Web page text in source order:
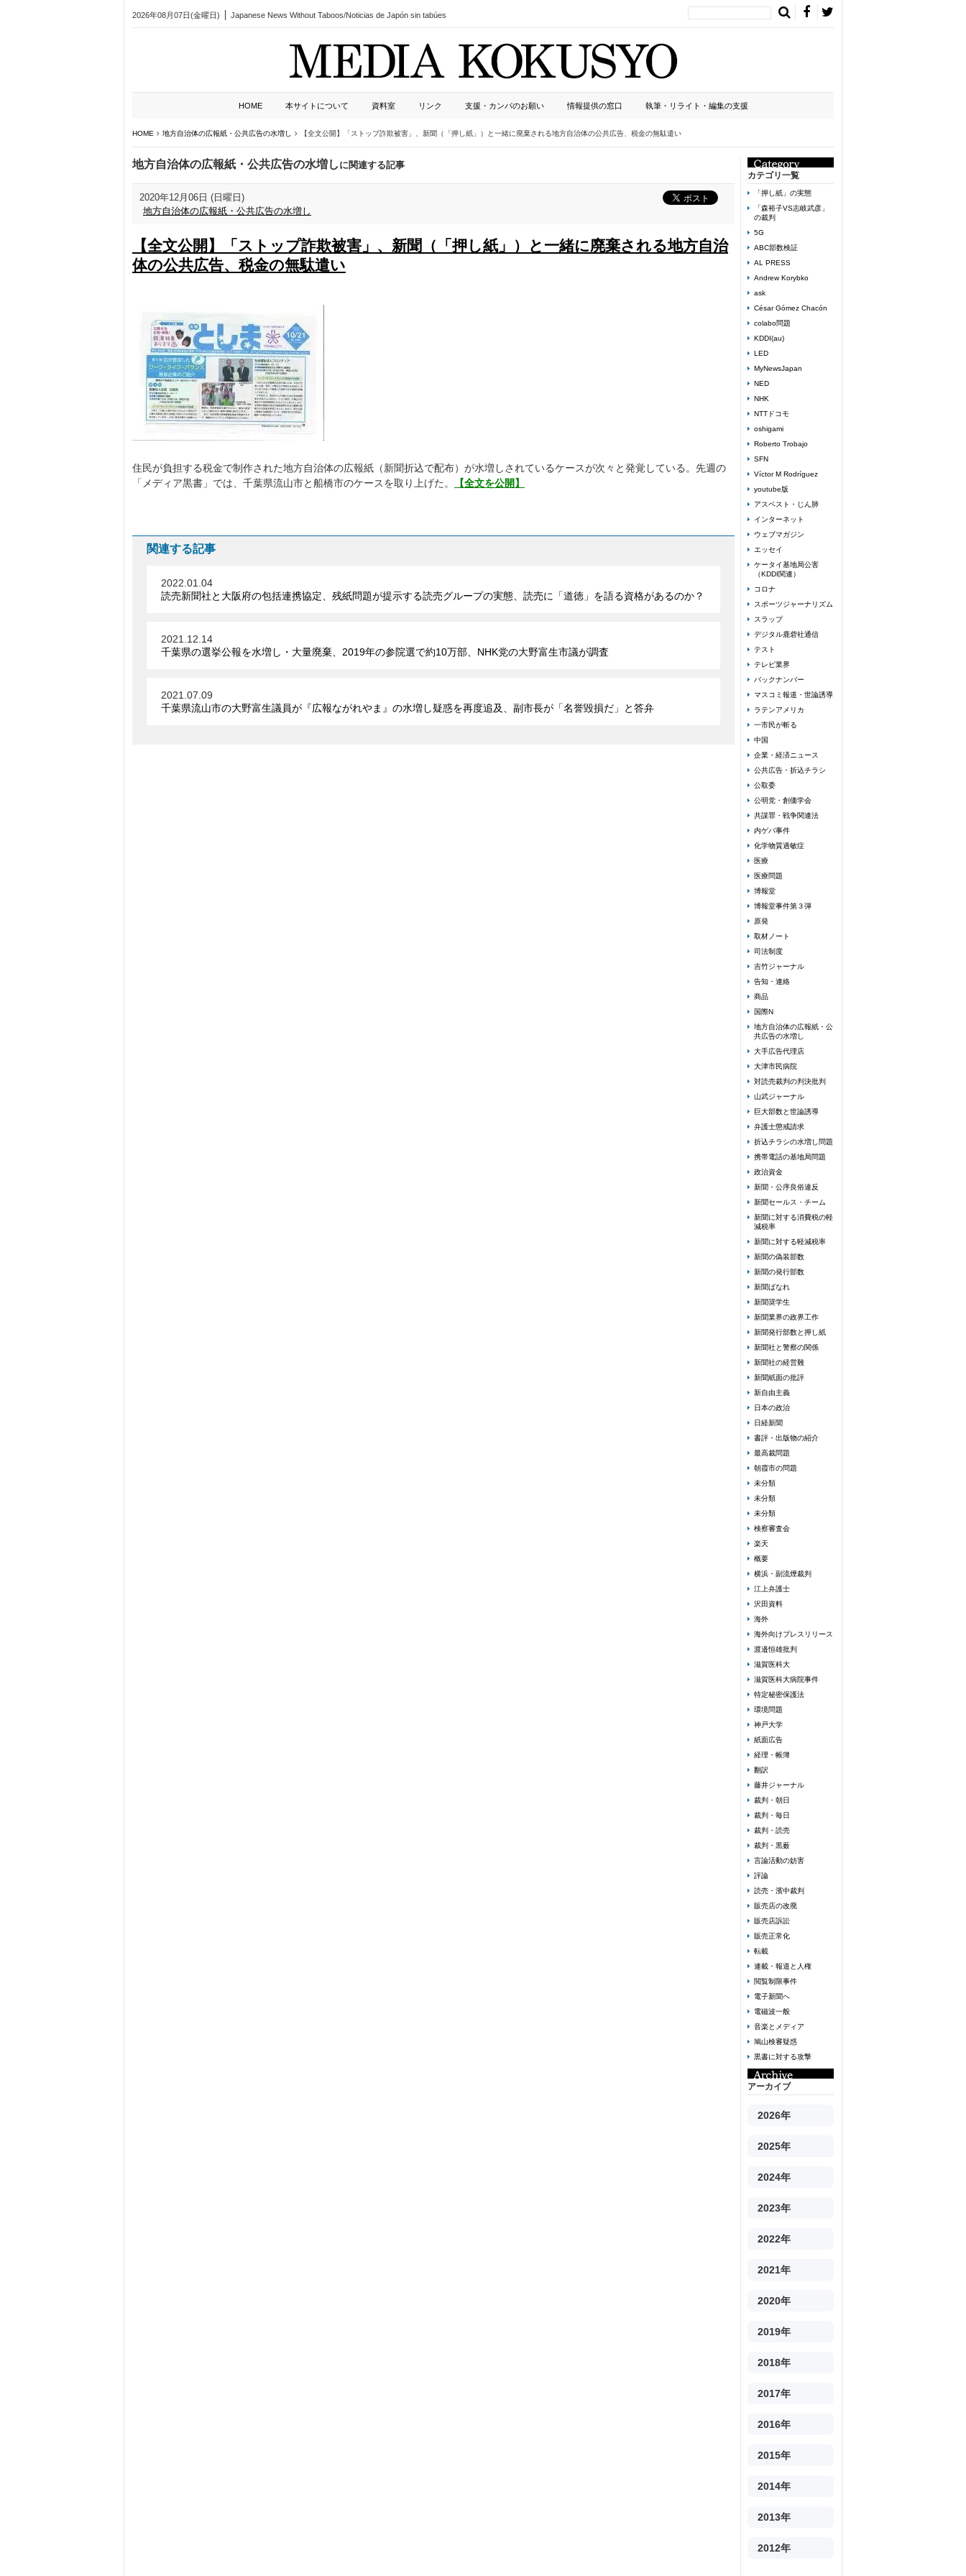
2026年08月07日(金曜日) Japanese News Without Taboos/Noticias de Japón sin tabúes
HOME 本サイトについて 資料室 リンク 支援・カンパのお願い 情報提供の窓口 執筆・リライト・編集の支援
HOME 地方自治体の広報紙・公共広告の水増し 【全文公開】「ストップ詐欺被害」、新聞（「押し紙」）と一緒に廃棄される地方自治体の公共広告、税金の無駄遣い
地方自治体の広報紙・公共広告の水増し に関連する記事
2020年12月06日 (日曜日)
地方自治体の広報紙・公共広告の水増し
【全文公開】「ストップ詐欺被害」、新聞（「押し紙」）と一緒に廃棄される地方自治
体の公共広告、税金の無駄遣い
住民が負担する税金で制作された地方自治体の広報紙（新聞折込で配布）が水増しされているケースが次々と発覚している。先週の
「メディア黒書」では、千葉県流山市と船橋市のケースを取り上げた。
【全文を公開】
関連する記事
2022.01.04
読売新聞社と大阪府の包括連携協定、残紙問題が提示する読売グループの実態、読売に「道徳」を語る資格があるのか？
2021.12.14
千葉県の選挙公報を水増し・大量廃棄、2019年の参院選で約10万部、NHK党の大野富生市議が調査
2021.07.09
千葉県流山市の大野富生議員が『広報ながれやま』の水増し疑惑を再度追及、副市長が「名誉毀損だ」と答弁
カテゴリ一覧
「押し紙」の実態
「森裕子VS志岐武彦」
の裁判
5G
ABC部数検証
AL PRESS
Andrew Korybko
ask
César Gómez Chacón
colabo問題
KDDI(au)
LED
MyNewsJapan
NED
NHK
NTTドコモ
oshigami
Roberto Trobajo
SFN
Víctor M Rodríguez
youtube版
アスベスト・じん肺
インターネット
ウェブマガジン
エッセイ
ケータイ基地局公害
（KDDI関連）
コロナ
スポーツジャーナリズム
スラップ
デジタル鹿砦社通信
テスト
テレビ業界
バックナンバー
マスコミ報道・世論誘導
ラテンアメリカ
一市民が斬る
中国
企業・経済ニュース
公共広告・折込チラシ
公取委
公明党・創価学会
共謀罪・戦争関連法
内ゲバ事件
化学物質過敏症
医療
医療問題
博報堂
博報堂事件第３弾
原発
取材ノート
司法制度
吉竹ジャーナル
告知・連絡
商品
国際N
地方自治体の広報紙・公
共広告の水増し
大手広告代理店
大津市民病院
対読売裁判の判決批判
山武ジャーナル
巨大部数と世論誘導
弁護士懲戒請求
折込チラシの水増し問題
携帯電話の基地局問題
政治資金
新聞・公序良俗違反
新聞セールス・チーム
新聞に対する消費税の軽
減税率
新聞に対する軽減税率
新聞の偽装部数
新聞の発行部数
新聞ばなれ
新聞奨学生
新聞業界の政界工作
新聞発行部数と押し紙
新聞社と警察の関係
新聞社の経営難
新聞紙面の批評
新自由主義
日本の政治
日経新聞
書評・出版物の紹介
最高裁問題
朝霞市の問題
未分類
未分類
未分類
検察審査会
楽天
概要
横浜・副流煙裁判
江上弁護士
沢田資料
海外
海外向けプレスリリース
渡邉恒雄批判
滋賀医科大
滋賀医科大病院事件
特定秘密保護法
環境問題
神戸大学
紙面広告
経理・帳簿
翻訳
藤井ジャーナル
裁判・朝日
裁判・毎日
裁判・読売
裁判・黒薮
言論活動の妨害
評論
読売・濱中裁判
販売店の改廃
販売店訴訟
販売正常化
転載
連載・報道と人権
閲覧制限事件
電子新聞へ
電磁波一般
音楽とメディア
鳩山検審疑惑
黒書に対する攻撃
アーカイブ
2026年
2025年
2024年
2023年
2022年
2021年
2020年
2019年
2018年
2017年
2016年
2015年
2014年
2013年
2012年